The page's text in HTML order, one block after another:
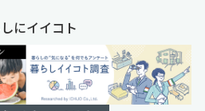
にイイコト